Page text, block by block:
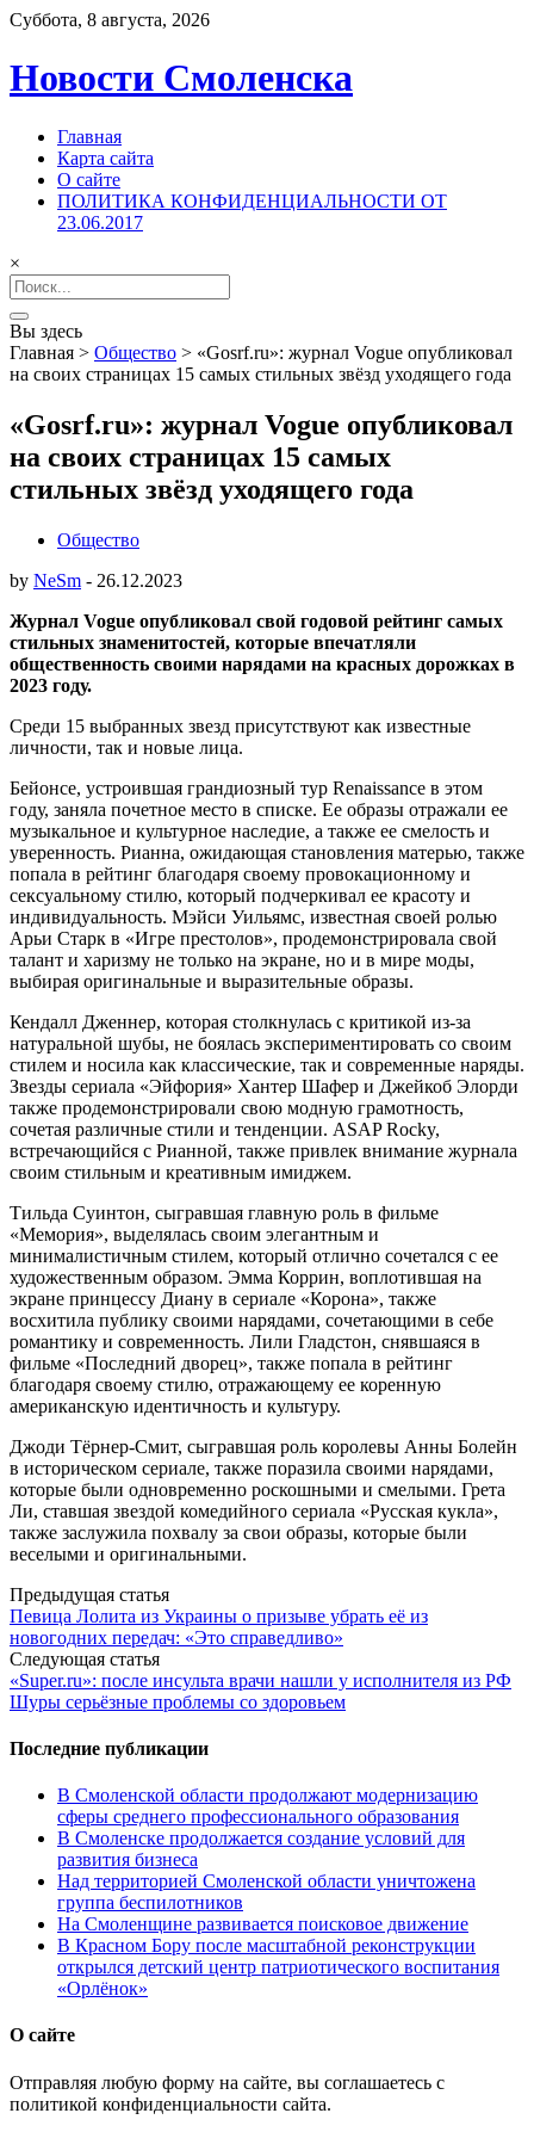
Суббота, 8 августа, 2026
Новости Смоленска
Главная
Карта сайта
О сайте
ПОЛИТИКА КОНФИДЕНЦИАЛЬНОСТИ ОТ
23.06.2017
×
Search
for:
Вы здесь
Главная > Общество > «Gosrf.ru»: журнал Vogue опубликовал
на своих страницах 15 самых стильных звёзд уходящего года
«Gosrf.ru»: журнал Vogue опубликовал
на своих страницах 15 самых
стильных звёзд уходящего года
Общество
by NeSm - 26.12.2023
Журнал Vogue опубликовал свой годовой рейтинг самых
стильных знаменитостей, которые впечатляли
общественность своими нарядами на красных дорожках в
2023 году.
Среди 15 выбранных звезд присутствуют как известные
личности, так и новые лица.
Бейонсе, устроившая грандиозный тур Renaissance в этом
году, заняла почетное место в списке. Ее образы отражали ее
музыкальное и культурное наследие, а также ее смелость и
уверенность. Рианна, ожидающая становления матерью, также
попала в рейтинг благодаря своему провокационному и
сексуальному стилю, который подчеркивал ее красоту и
индивидуальность. Мэйси Уильямс, известная своей ролью
Арьи Старк в «Игре престолов», продемонстрировала свой
талант и харизму не только на экране, но и в мире моды,
выбирая оригинальные и выразительные образы.
Кендалл Дженнер, которая столкнулась с критикой из-за
натуральной шубы, не боялась экспериментировать со своим
стилем и носила как классические, так и современные наряды.
Звезды сериала «Эйфория» Хантер Шафер и Джейкоб Элорди
также продемонстрировали свою модную грамотность,
сочетая различные стили и тенденции. ASAP Rocky,
встречающийся с Рианной, также привлек внимание журнала
своим стильным и креативным имиджем.
Тильда Суинтон, сыгравшая главную роль в фильме
«Мемория», выделялась своим элегантным и
минималистичным стилем, который отлично сочетался с ее
художественным образом. Эмма Коррин, воплотившая на
экране принцессу Диану в сериале «Корона», также
восхитила публику своими нарядами, сочетающими в себе
романтику и современность. Лили Гладстон, снявшаяся в
фильме «Последний дворец», также попала в рейтинг
благодаря своему стилю, отражающему ее коренную
американскую идентичность и культуру.
Джоди Тёрнер-Смит, сыгравшая роль королевы Анны Болейн
в историческом сериале, также поразила своими нарядами,
которые были одновременно роскошными и смелыми. Грета
Ли, ставшая звездой комедийного сериала «Русская кукла»,
также заслужила похвалу за свои образы, которые были
веселыми и оригинальными.
Post
navigation
Предыдущая статья
Певица Лолита из Украины о призыве убрать её из
новогодних передач: «Это справедливо»
Следующая статья
«Super.ru»: после инсульта врачи нашли у исполнителя из РФ
Шуры серьёзные проблемы со здоровьем
Последние публикации
В Смоленской области продолжают модернизацию
сферы среднего профессионального образования
В Смоленске продолжается создание условий для
развития бизнеса
Над территорией Смоленской области уничтожена
группа беспилотников
На Смоленщине развивается поисковое движение
В Красном Бору после масштабной реконструкции
открылся детский центр патриотического воспитания
«Орлёнок»
О сайте
Отправляя любую форму на сайте, вы соглашаетесь с
политикой конфиденциальности сайта.